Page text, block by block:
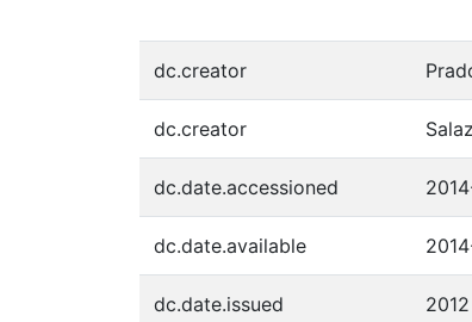
dc.creator
dc.creator
dc.date.accessioned
dc.date.available
dc.date.issued 2012